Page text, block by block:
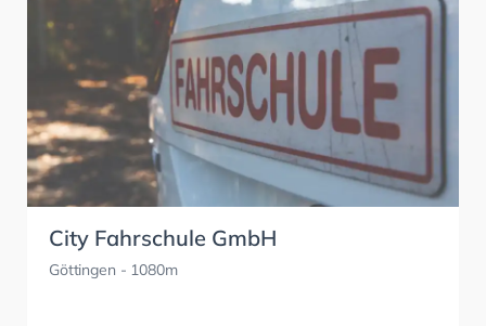
City Fahrschule GmbH
Göttingen - 1080m